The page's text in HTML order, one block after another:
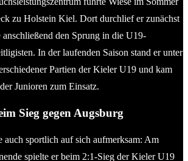
zu Holstein Kiel. Dort durchlief er zunächst
den Sprung in die U19-
In der laufenden Saison stand er unter
Partien der Kieler U19 und kam
Junioren zum Einsatz.
Sieg gegen Augsburg
auch sportlich auf sich aufmerksam: Am
spielte er beim 2:1-Sieg der Kieler U19